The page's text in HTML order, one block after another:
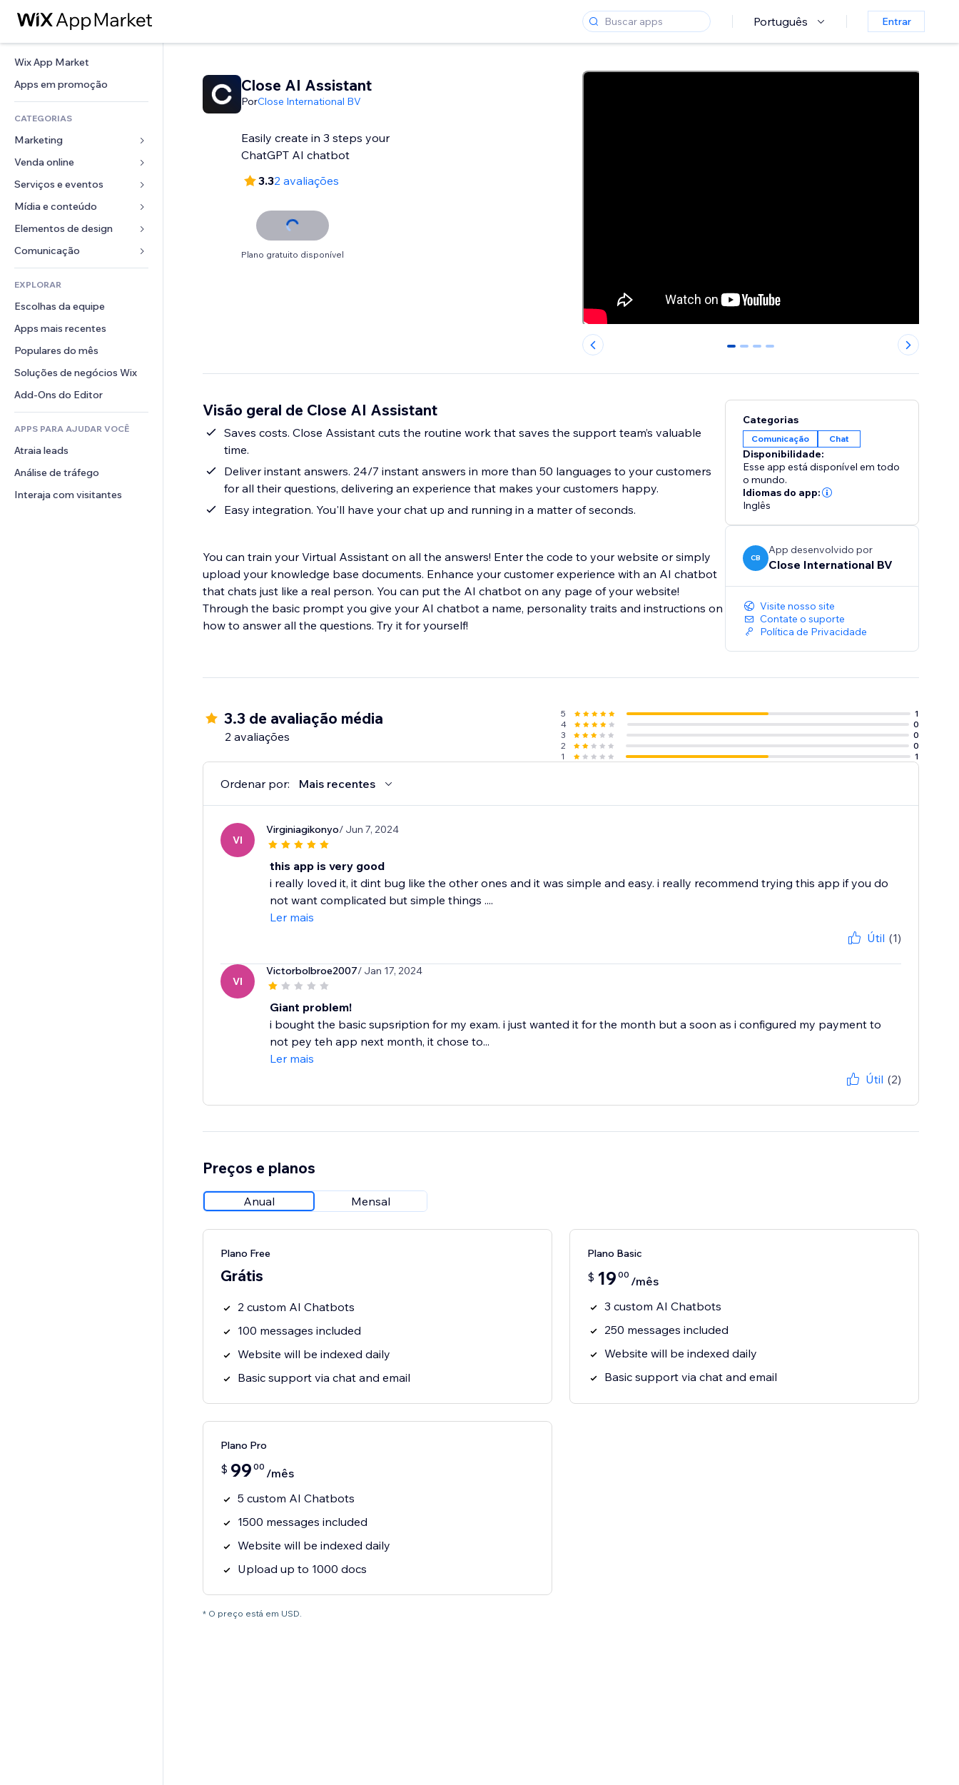
Português Entrar
Wix App Market
Apps em promoção
CATEGORIAS
Marketing
Anúncios
Mobile
Análises
Listas do site
Email
Venda online
Apps para lojas
Frete e entrega
Botões de venda
Contabilidade
Cupons e fidelidade
Soluções de armazenamento
Serviços e eventos
Hotéis
Eventos
Restaurantes
Imobiliária
Meus agendamentos
Mídia e conteúdo
Galeria
Músicas
Podcasts
Fotografia
Vídeo
PDF
Compartilhamento de arquivos
Notícias
Elementos de design
Mapas e navegação
Privacidade e segurança
Relógio
Templates de página
Efeitos de imagem
Botões e menus
Banners e selos
Calculadoras
Busca
Previsão do tempo
Tabelas e gráficos
Formulários
Enquetes
Chat
Comentários
Telefone
Comunidade
Avaliações e depoimentos
CRM
EXPLORAR
Escolhas da equipe
Apps mais recentes
Populares do mês
Soluções de negócios Wix
Add-Ons do Editor
APPS PARA AJUDAR VOCÊ
Atraia leads
Análise de tráfego
Interaja com visitantes
Close AI Assistant
PorClose International BV
Easily create in 3 steps your
ChatGPT AI chatbot
3.32 avaliações
Plano gratuito disponível
0 1 2 3
Visão geral de Close AI Assistant
Saves costs. Close Assistant cuts the routine work that saves the support team’s valuable
time.
Deliver instant answers. 24/7 instant answers in more than 50 languages to your customers
for all their questions, delivering an experience that makes your customers happy.
Easy integration. You'll have your chat up and running in a matter of seconds.
You can train your Virtual Assistant on all the answers! Enter the code to your website or simply
upload your knowledge base documents. Enhance your customer experience with an AI chatbot
that chats just like a real person. You can put the AI chatbot on any page of your website!
Through the basic prompt you give your AI chatbot a name, personality traits and instructions on
how to answer all the questions. Try it for yourself!
Categorias
Comunicação Chat
Disponibilidade:
Esse app está disponível em todo
o mundo.
Idiomas do app:
Inglês
CB
App desenvolvido por
Close International BV
Visite nosso site
Contate o suporte
Política de Privacidade
3.3 de avaliação média
2 avaliações
5
1
4
0
3
0
2
0
1
1
Ordenar por: Mais recentes
VI
Virginiagikonyo/ Jun 7, 2024
this app is very good
i really loved it, it dint bug like the other ones and it was simple and easy. i really recommend trying this app if you do
not want complicated but simple things ....
Ler mais
Útil (1)
VI
Victorbolbroe2007/ Jan 17, 2024
Giant problem!
i bought the basic supsription for my exam. i just wanted it for the month but a soon as i configured my payment to
not pey teh app next month, it chose to...
Ler mais
Útil (2)
Preços e planos
Anual Mensal
Plano Free
Grátis
2 custom AI Chatbots
100 messages included
Website will be indexed daily
Basic support via chat and email
Plano Basic
$ 19 00 /mês
3 custom AI Chatbots
250 messages included
Website will be indexed daily
Basic support via chat and email
Plano Pro
$ 99 00 /mês
5 custom AI Chatbots
1500 messages included
Website will be indexed daily
Upload up to 1000 docs
* O preço está em USD.